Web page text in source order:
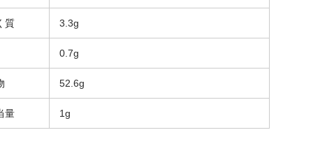
質 3.3g
0.7g
52.6g
量 1g